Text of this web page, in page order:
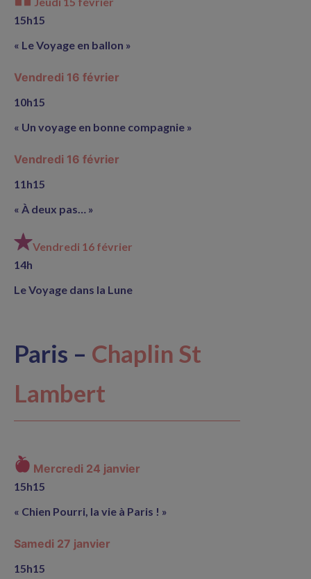
15h15
« Le Voyage en ballon »
Vendredi 16 février
10h15
« Un voyage en bonne compagnie »
Vendredi 16 février
11h15
« À deux pas… »
Vendredi 16 février
14h
Le Voyage dans la Lune
Paris – Chaplin St
Lambert
Mercredi 24 janvier
15h15
« Chien Pourri, la vie à Paris ! »
Samedi 27 janvier
15h15